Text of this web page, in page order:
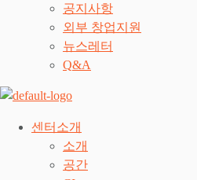
공지사항
외부 창업지원
뉴스레터
Q&A
센터소개
소개
공간